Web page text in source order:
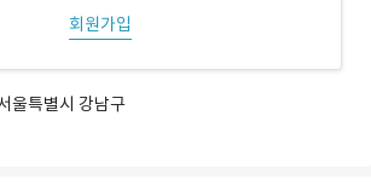
회원가입
울특별시 강남구